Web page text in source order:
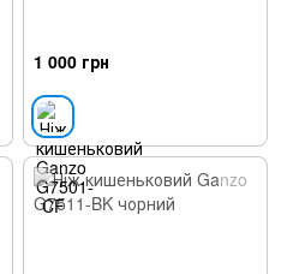
1 000 грн